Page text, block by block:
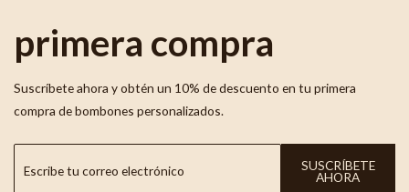
primera compra
Suscríbete ahora y obtén un 10% de descuento en tu primera
compra de bombones personalizados.
SUSCRÍBETE
AHORA